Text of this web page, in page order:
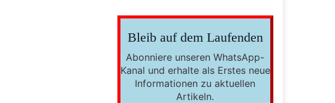
Bleib auf dem Laufenden
Abonniere unseren WhatsApp-
Kanal und erhalte als Erstes neue
Informationen zu aktuellen
Artikeln.